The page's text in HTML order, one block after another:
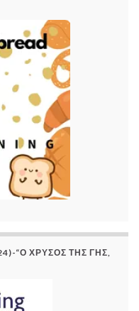
“Ο ΧΡΥΣΌΣ ΤΗΣ ΓΗΣ,